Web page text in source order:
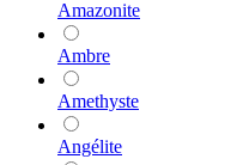
Amazonite
Ambre
Amethyste
Angélite